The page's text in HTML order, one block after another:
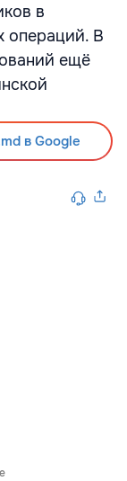
в
операций. В
ещё
в Google